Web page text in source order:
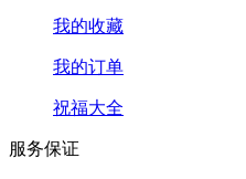
我的收藏
我的订单
祝福大全
服务保证